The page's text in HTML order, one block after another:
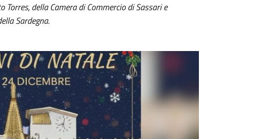
della Camera di Commercio di Sassari e
Sardegna.